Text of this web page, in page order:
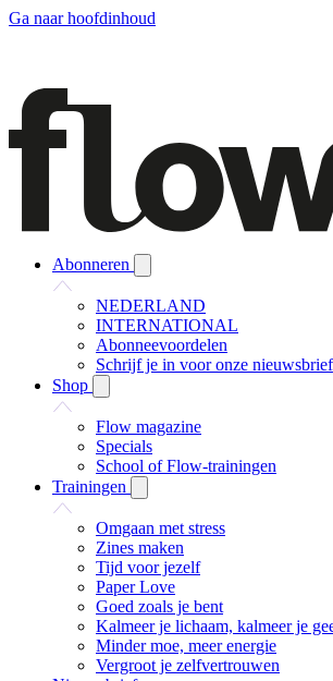
Ga naar hoofdinhoud
Abonneren
NEDERLAND
INTERNATIONAL
Abonneevoordelen
Schrijf je in voor onze nieuwsbrief
Shop
Flow magazine
Specials
School of Flow-trainingen
Trainingen
Omgaan met stress
Zines maken
Tijd voor jezelf
Paper Love
Goed zoals je bent
Kalmeer je lichaam, kalmeer je
Minder moe, meer energie
Vergroot je zelfvertrouwen